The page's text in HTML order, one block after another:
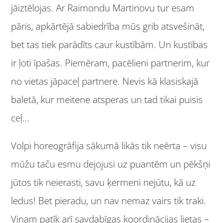
jāiztēlojas. Ar Raimondu Martinovu tur esam
pāris, apkārtējā sabiedrība mūs grib atsvešināt,
bet tas tiek parādīts caur kustībām. Un kustības
ir ļoti īpašas. Piemēram, pacēlieni partnerim, kur
no vietas jāpaceļ partnere. Nevis kā klasiskajā
baletā, kur meitene atsperas un tad tikai puisis
ceļ…
Volpi horeogrāfija sākumā likās tik neērta – visu
mūžu taču esmu dejojusi uz puantēm un pēkšņi
jūtos tik neierasti, savu ķermeni nejūtu, kā uz
ledus! Bet pieradu, un nav nemaz vairs tik traki.
Viņam patīk arī savdabīgas koordinācijas lietas –